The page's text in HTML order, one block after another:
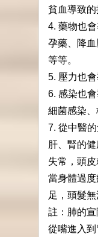
貧血導致的
4. 藥物也
孕藥、降
等等。
5. 壓力也
6. 感染也
細菌感染、
7. 從中醫
肝、腎的
失常，頭皮
當身體過
足，頭髮
註：肺的
從嘴進入